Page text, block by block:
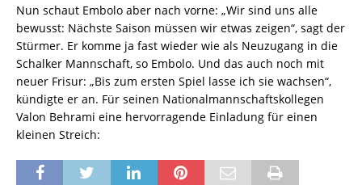
Nun schaut Embolo aber nach vorne: „Wir sind uns alle
bewusst: Nächste Saison müssen wir etwas zeigen“, sagt der
Stürmer. Er komme ja fast wieder wie als Neuzugang in die
Schalker Mannschaft, so Embolo. Und das auch noch mit
neuer Frisur: „Bis zum ersten Spiel lasse ich sie wachsen“,
kündigte er an. Für seinen Nationalmannschaftskollegen
Valon Behrami eine hervorragende Einladung für einen
kleinen Streich: